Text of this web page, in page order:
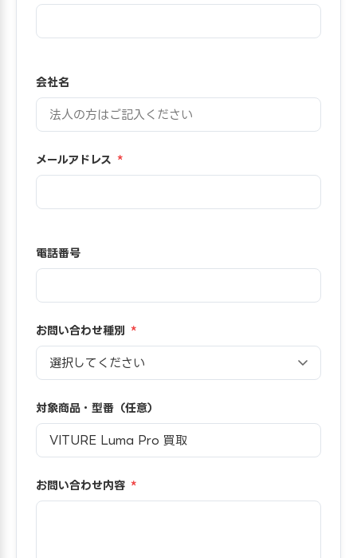
会社名
メールアドレス *
電話番号
お問い合わせ種別 *
対象商品・型番（任意）
お問い合わせ内容 *